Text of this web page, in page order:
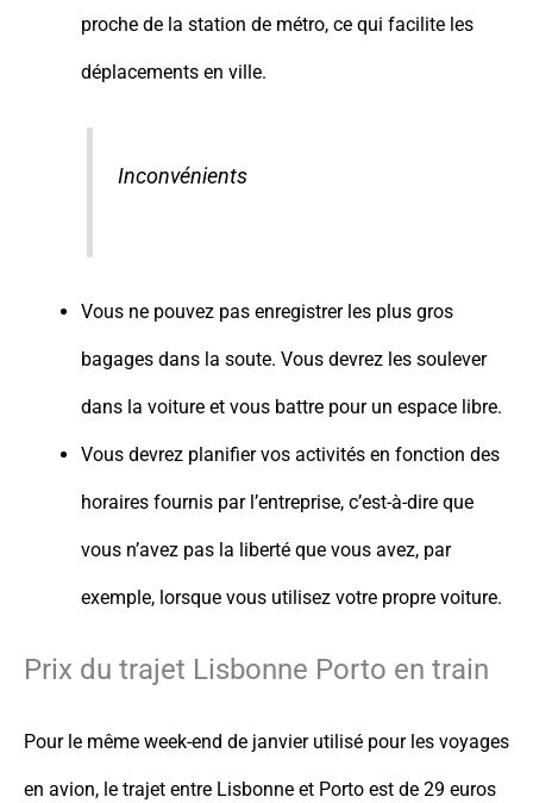
proche de la station de métro, ce qui facilite les
déplacements en ville.
Inconvénients
Vous ne pouvez pas enregistrer les plus gros
bagages dans la soute. Vous devrez les soulever
dans la voiture et vous battre pour un espace libre.
Vous devrez planifier vos activités en fonction des
horaires fournis par l’entreprise, c’est-à-dire que
vous n’avez pas la liberté que vous avez, par
exemple, lorsque vous utilisez votre propre voiture.
Prix du trajet Lisbonne Porto en train
Pour le même week-end de janvier utilisé pour les voyages
en avion, le trajet entre Lisbonne et Porto est de 29 euros